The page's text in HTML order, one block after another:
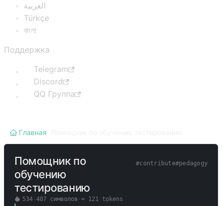
العربية
Türkçe
বাংলা
Поддержка
Telegram
Discord
QQ Группа
Главная
Помощник по
обучению
тестированию
#contribute#pedagogy
534· 407 символов · ≈ 121tokens